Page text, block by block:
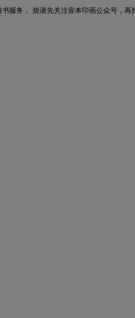
服务， 烦请先关注壹本印画公众号，再